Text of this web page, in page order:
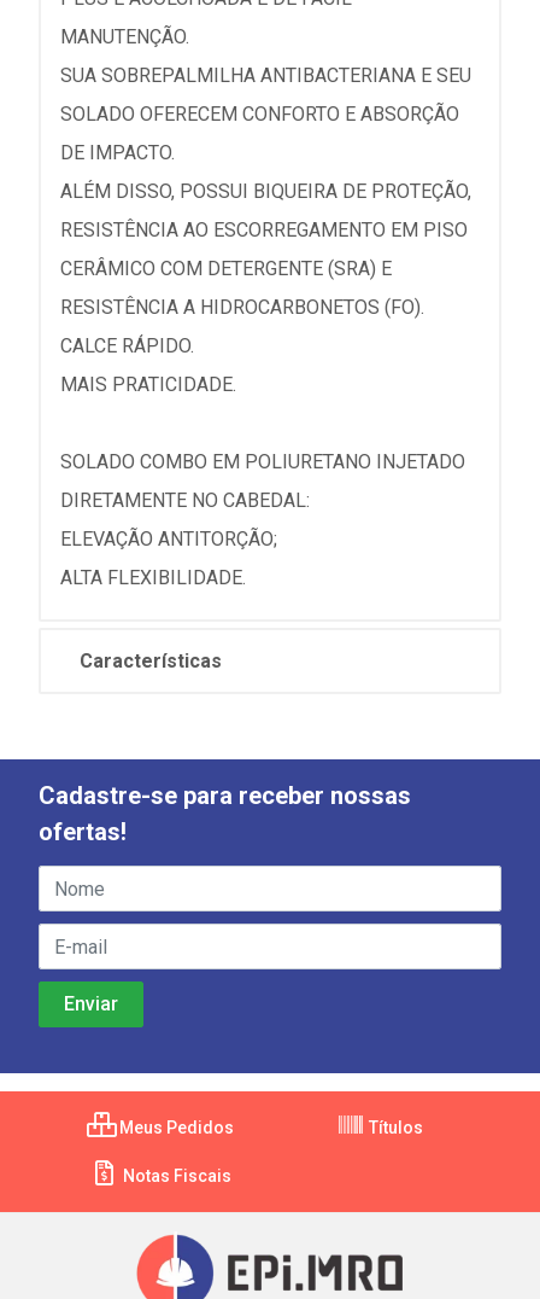
MANUTENÇÃO.
SUA SOBREPALMILHA ANTIBACTERIANA E SEU
SOLADO OFERECEM CONFORTO E ABSORÇÃO
DE IMPACTO.
ALÉM DISSO, POSSUI BIQUEIRA DE PROTEÇÃO,
RESISTÊNCIA AO ESCORREGAMENTO EM PISO
CERÂMICO COM DETERGENTE (SRA) E
RESISTÊNCIA A HIDROCARBONETOS (FO).
CALCE RÁPIDO.
MAIS PRATICIDADE.
SOLADO COMBO EM POLIURETANO INJETADO
DIRETAMENTE NO CABEDAL:
ELEVAÇÃO ANTITORÇÃO;
ALTA FLEXIBILIDADE.
Características
Cadastre-se para receber nossas
ofertas!
Meus Pedidos Títulos
Notas Fiscais